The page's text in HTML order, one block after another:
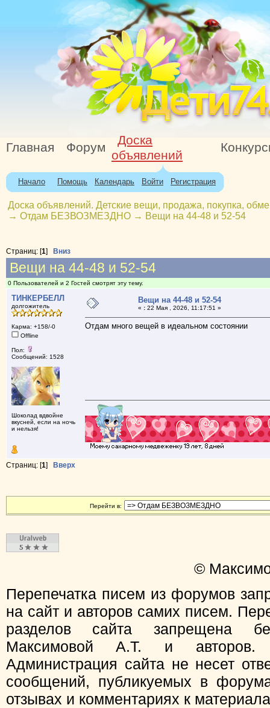
Главная Форум
Доска
объявлений
Начало Помощь Календарь Войти Регистрация
Доска объявлений. Детские вещи, продажа, покупка,
→ Отдам БЕЗВОЗМЕЗДНО → Вещи на 44-48 и 52-54
Страниц: [1] Вниз
Вещи на 44-48 и 52-54
0 Пользователей и 2 Гостей смотрят эту тему.
ТИНКЕРБЕЛЛ
долгожитель
Карма: +158/-0
Offline
Пол:
Сообщений: 1528
Шоколад вдвойне
вкусней, если на ночь
и нельзя!
Вещи на 44-48 и 52-54
« :22 Мая , 2026, 11:17:51 »
Отдам много вещей в идеальном состоянии
Страниц: [1] Вверх
Перейти в:
©
Перепечатка писем из форумов
на сайт и авторов самих писем.
разделов сайта запрещена
Максимовой А.Т. и
Администрация сайта не несет
сообщений, публикуемых в
отзывах и комментариях к